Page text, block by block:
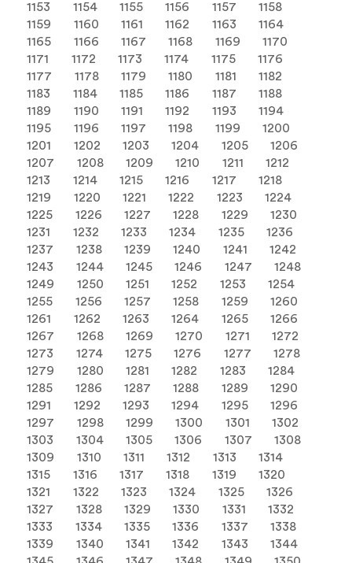
1153
1154 1155 1156 1157
1158
1159
1160 1161 1162 1163
1164
1165
1166 1167 1168 1169
1170
1171
1172 1173 1174 1175
1176
1177
1178 1179 1180 1181
1182
1183
1184 1185 1186 1187
1188
1189
1190 1191 1192 1193
1194
1195
1196 1197 1198 1199
1200
1201
1202 1203 1204 1205
1206
1207
1208 1209 1210 1211
1212
1213
1214 1215 1216 1217
1218
1219
1220 1221 1222 1223
1224
1225
1226 1227 1228 1229
1230
1231
1232 1233 1234 1235
1236
1237
1238 1239 1240 1241
1242
1243
1244 1245 1246 1247
1248
1249
1250 1251 1252 1253
1254
1255
1256 1257 1258 1259
1260
1261
1262 1263 1264 1265
1266
1267
1268 1269 1270 1271
1272
1273
1274 1275 1276 1277
1278
1279
1280 1281 1282 1283
1284
1285
1286 1287 1288 1289
1290
1291
1292 1293 1294 1295
1296
1297
1298 1299 1300 1301
1302
1303
1304 1305 1306 1307
1308
1309
1310 1311 1312 1313
1314
1315
1316 1317 1318 1319
1320
1321
1322 1323 1324 1325
1326
1327
1328 1329 1330 1331
1332
1333
1334 1335 1336 1337
1338
1339
1340 1341 1342 1343
1344